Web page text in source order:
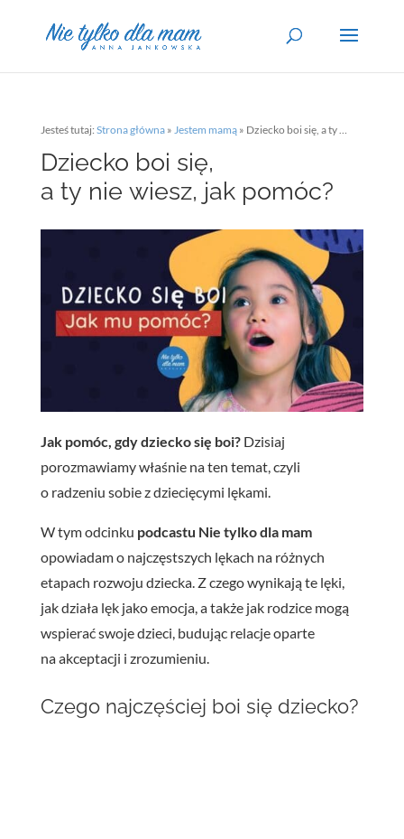
Jesteś tutaj: Strona główna» Jestem mamą» Dziecko boi się, a ty nie wiesz, jak pomóc?
Dziecko boi się,
a ty nie wiesz, jak pomóc?
Jak pomóc, gdy dziecko się boi?Dzisiaj
porozmawiamy właśnie na ten temat, czyli
o radzeniu sobie z dziecięcymi lękami.
W tym odcinku podcastu Nie tylko dla mam
opowiadam o najczęstszych lękach na różnych
etapach rozwoju dziecka. Z czego wynikają te lęki,
jak działa lęk jako emocja, a także jak rodzice mogą
wspierać swoje dzieci, budując relacje oparte
na akceptacji i zrozumieniu.
Czego najczęściej boi się dziecko?